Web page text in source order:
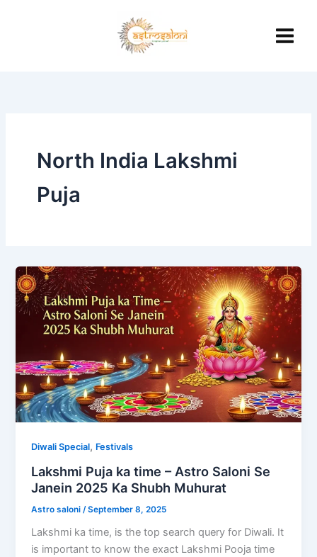
North India Lakshmi
Puja
Diwali Special, Festivals
Lakshmi Puja ka time – Astro Saloni Se
Janein 2025 Ka Shubh Muhurat
Astro saloni /September 8, 2025
Lakshmi ka time, is the top search query for Diwali. It
is important to know the exact Lakshmi Pooja time